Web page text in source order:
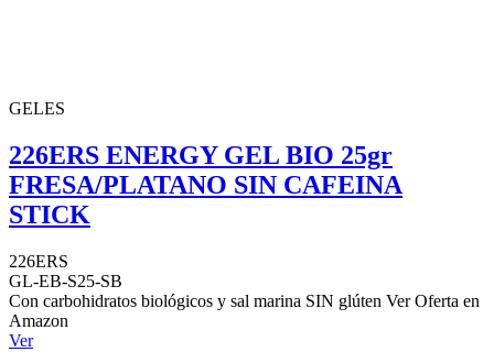
GELES
226ERS ENERGY GEL BIO 25gr
FRESA/PLATANO SIN CAFEINA
STICK
226ERS
GL-EB-S25-SB
Con carbohidratos biológicos y sal marina SIN glúten Ver Oferta en
Amazon
Ver